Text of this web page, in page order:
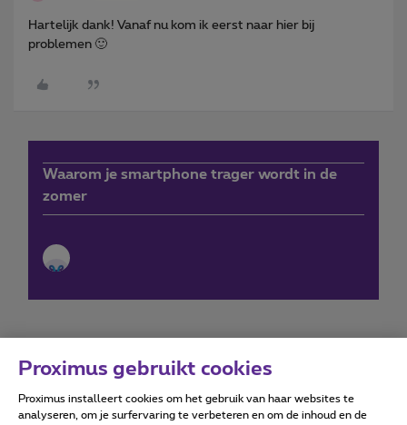
Hartelijk dank! Vanaf nu kom ik eerst naar hier bij
problemen 🙂
Waarom je smartphone trager wordt in de
zomer
Forumvoorwaarden Accessibility statement
Proximus gebruikt cookies
Proximus installeert cookies om het gebruik van haar websites te
analyseren, om je surfervaring te verbeteren en om de inhoud en de